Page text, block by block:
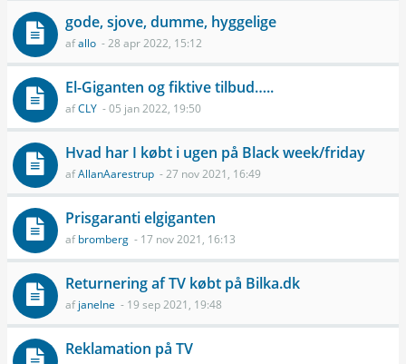
gode, sjove, dumme, hyggelige
afallo - 28 apr 2022, 15:12
El-Giganten og fiktive tilbud…..
afCLY - 05 jan 2022, 19:50
Hvad har I købt i ugen på Black week/friday
afAllanAarestrup - 27 nov 2021, 16:49
Prisgaranti elgiganten
afbromberg - 17 nov 2021, 16:13
Returnering af TV købt på Bilka.dk
afjanelne - 19 sep 2021, 19:48
Reklamation på TV